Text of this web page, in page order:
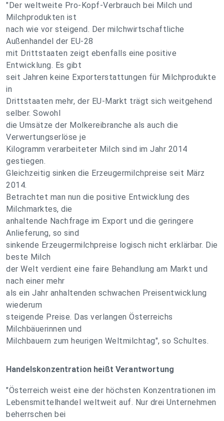
"Der weltweite Pro-Kopf-Verbrauch bei Milch und
Milchprodukten ist
nach wie vor steigend. Der milchwirtschaftliche
Außenhandel der EU-28
mit Drittstaaten zeigt ebenfalls eine positive
Entwicklung. Es gibt
seit Jahren keine Exporterstattungen für Milchprodukte
in
Drittstaaten mehr, der EU-Markt trägt sich weitgehend
selber. Sowohl
die Umsätze der Molkereibranche als auch die
Verwertungserlöse je
Kilogramm verarbeiteter Milch sind im Jahr 2014
gestiegen.
Gleichzeitig sinken die Erzeugermilchpreise seit März
2014.
Betrachtet man nun die positive Entwicklung des
Milchmarktes, die
anhaltende Nachfrage im Export und die geringere
Anlieferung, so sind
sinkende Erzeugermilchpreise logisch nicht erklärbar. Die
beste Milch
der Welt verdient eine faire Behandlung am Markt und
nach einer mehr
als ein Jahr anhaltenden schwachen Preisentwicklung
wiederum
steigende Preise. Das verlangen Österreichs
Milchbäuerinnen und
Milchbauern zum heurigen Weltmilchtag", so Schultes.
Handelskonzentration heißt Verantwortung
"Österreich weist eine der höchsten Konzentrationen im
Lebensmittelhandel weltweit auf. Nur drei Unternehmen
beherrschen bei